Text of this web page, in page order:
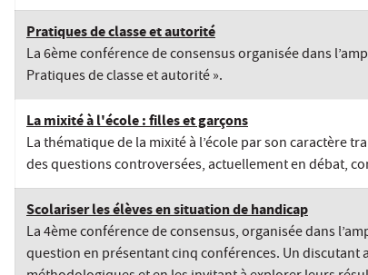
Pratiques de classe et autorité
La 6ème conférence de consensus organisée dans
Pratiques de classe et autorité ».
La mixité à l'école : filles et garçons
La thématique de la mixité à l’école par son caractère
des questions controversées, actuellement en débat,
Scolariser les élèves en situation de handicap
La 4ème conférence de consensus, organisée dans
question en présentant cinq conférences. Un